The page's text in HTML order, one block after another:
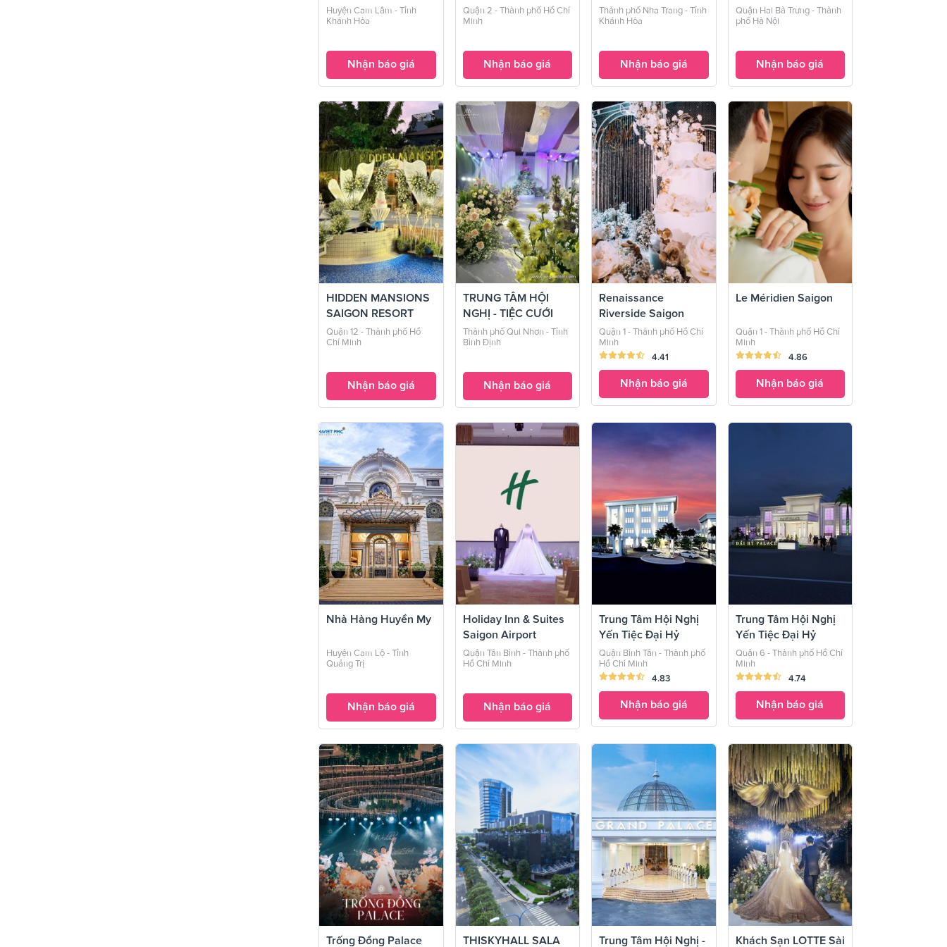
Huyện Cam Lâm - Tỉnh
Khánh Hòa
Nhận báo giá
Quận 2 - Thành phố Hồ Chí
Minh
Nhận báo giá
Tre ...
Thành phố Nha Trang - Tỉnh
Khánh Hòa
Nhận báo giá
Planner
Quận Hai Bà Trưng - Thành
phố Hà Nội
Nhận báo giá
HIDDEN MANSIONS
SAIGON RESORT
Quận 12 - Thành phố Hồ
Chí Minh
Nhận báo giá
TRUNG TÂM HỘI
NGHỊ - TIỆC CƯỚI
ANYA QUY ...
Thành phố Qui Nhơn - Tỉnh
Bình Định
Nhận báo giá
Renaissance
Riverside Saigon
Hotel
Quận 1 - Thành phố Hồ Chí
Minh
4.41
Nhận báo giá
Le Méridien Saigon
Quận 1 - Thành phố Hồ Chí
Minh
4.86
Nhận báo giá
Nhà Hàng Huyền My
Huyện Cam Lộ - Tỉnh
Quảng Trị
Nhận báo giá
Holiday Inn & Suites
Saigon Airport
Quận Tân Bình - Thành phố
Hồ Chí Minh
Nhận báo giá
Trung Tâm Hội Nghị
Yến Tiệc Đại Hỷ
Garden
Quận Bình Tân - Thành phố
Hồ Chí Minh
4.83
Nhận báo giá
Trung Tâm Hội Nghị
Yến Tiệc Đại Hỷ
Palace
Quận 6 - Thành phố Hồ Chí
Minh
4.74
Nhận báo giá
Trống Đồng Palace THISKYHALL SALA
Trung Tâm Hội Nghị -
Khách Sạn LOTTE Sài